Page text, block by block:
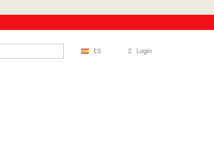
ES Login